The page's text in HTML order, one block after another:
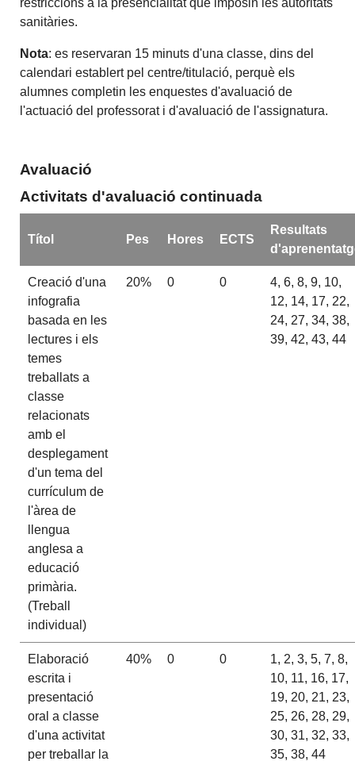
restriccions a la presencialitat que imposin les autoritats
sanitàries.
Nota: es reservaran 15 minuts d'una classe, dins del
calendari establert pel centre/titulació, perquè els
alumnes completin les enquestes d'avaluació de
l'actuació del professorat i d'avaluació de l'assignatura.
Avaluació
Activitats d'avaluació continuada
Títol Pes Hores ECTS
Resultats
Creació d'una
infografia
basada en les
lectures i els
temes
treballats a
classe
relacionats
amb el
desplegament
d'un tema del
currículum de
l'àrea de
llengua
anglesa a
educació
primària.
(Treball
individual)
20% 0 0
4, 6, 8, 9, 10,
12, 14, 17, 22,
24, 27, 34, 38,
39, 42, 43, 44
Elaboració
escrita i
presentació
oral a classe
d'una activitat
per treballar la
40% 0 0
1, 2, 3, 5, 7, 8,
10, 11, 16, 17,
19, 20, 21, 23,
25, 26, 28, 29,
30, 31, 32, 33,
35, 38, 44